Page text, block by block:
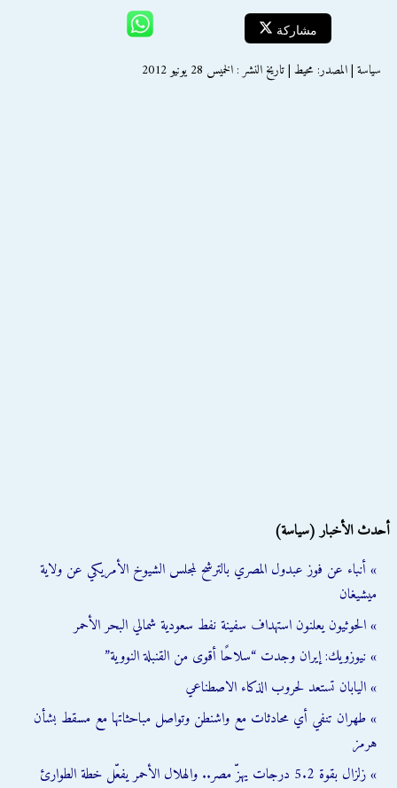
مشاركة
سياسة | المصدر: محيط | تاريخ النشر : الخميس 28 يونيو 2012
أحدث الأخبار (سياسة)
» أنباء عن فوز عبدول المصري بالترشح لمجلس الشيوخ الأمريكي عن ولاية
ميشيغان
» الحوثيون يعلنون استهداف سفينة نفط سعودية شمالي البحر الأحمر
» نيوزويك: إيران وجدت “سلاحًا أقوى من القنبلة النووية”
» اليابان تستعد لحروب الذكاء الاصطناعي
» طهران تنفي أي محادثات مع واشنطن وتواصل مباحثاتها مع مسقط بشأن
هرمز
» زلزال بقوة 5.2 درجات يهزّ مصر.. والهلال الأحمر يفعّل خطة الطوارئ